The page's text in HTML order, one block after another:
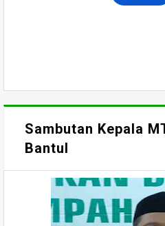
Sambutan Kepala
Bantul